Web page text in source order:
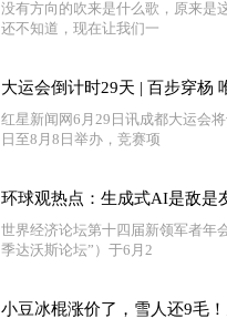
没有方向的吹来是什么歌，原来是
还不知道，现在让我们一
红星新闻网6月29日讯成都大运会
日至8月8日举办，竞赛项
世界经济论坛第十四届新领军者年
季达沃斯论坛”）于6月2